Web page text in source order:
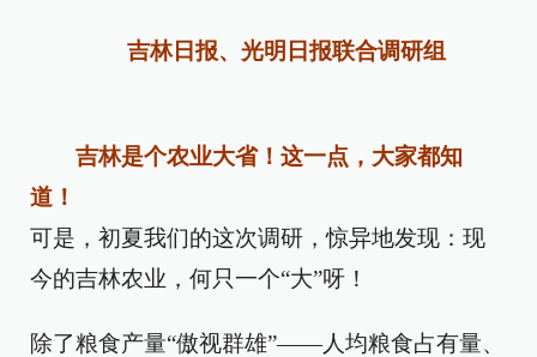
吉林日报、光明日报联合调研组
吉林是个农业大省！这一点，大家都知
道！
可是，初夏我们的这次调研，惊异地发现：现
今的吉林农业，何只一个“大”呀！
除了粮食产量“傲视群雄”——人均粮食占有量、